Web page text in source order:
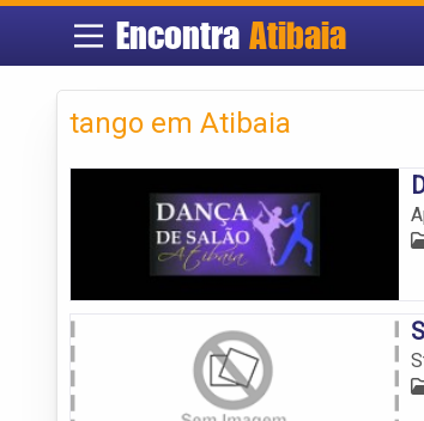
EncontraAtibaia
tango em Atibaia